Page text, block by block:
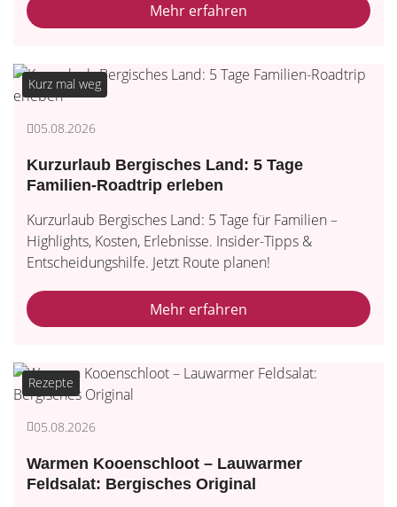
Mehr erfahren
Kurz mal weg
05.08.2026
Kurzurlaub Bergisches Land: 5 Tage
Familien-Roadtrip erleben
Kurzurlaub Bergisches Land: 5 Tage für Familien –
Highlights, Kosten, Erlebnisse. Insider-Tipps &
Entscheidungshilfe. Jetzt Route planen!
Mehr erfahren
Rezepte
05.08.2026
Warmen Kooenschloot – Lauwarmer
Feldsalat: Bergisches Original